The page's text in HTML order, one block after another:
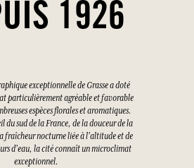
1926
exceptionnelle de Grasse a doté
particulièrement agréable et favorable
espèces florales et aromatiques.
du sud de la France, de la douceur de la
fraîcheur nocturne liée à l'altitude et de
d'eau, la cité connaît un microclimat
exceptionnel.